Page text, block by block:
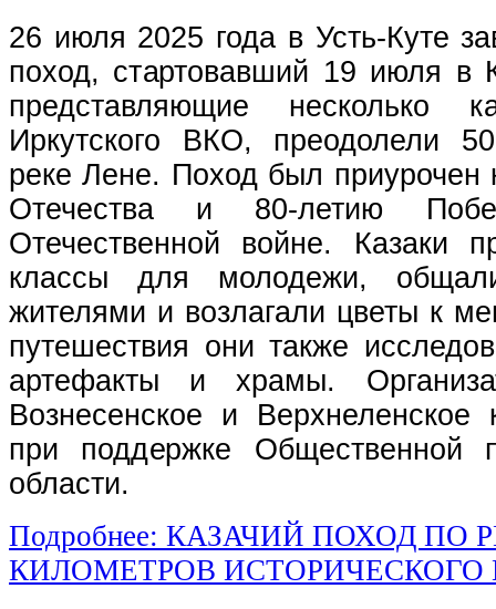
26 июля 2025 года в Усть-Куте
поход, стартовавший 19 июля в
представляющие несколько
Иркутского ВКО, преодолели
реке Лене. Поход был приурочен
Отечества и 80-летию
Отечественной войне. Казаки
классы для молодежи,
жителями и возлагали цветы к
путешествия они также
артефакты и храмы.
Вознесенское и Верхнеленское
при поддержке Общественной
области.
Подробнее: КАЗАЧИЙ ПОХОД ПО
КИЛОМЕТРОВ ИСТОРИЧЕСКОГО